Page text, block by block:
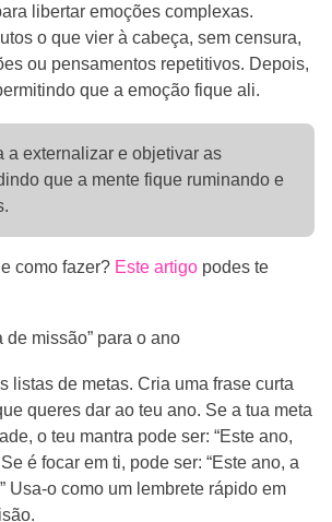
libertar emoções complexas.
o que vier à cabeça, sem censura,
ou pensamentos repetitivos. Depois,
que a emoção fique ali.
a externalizar e objetivar as
que a mente fique ruminando e
como fazer? Este artigo podes te
de missão” para o ano
listas de metas. Cria uma frase curta
queres dar ao teu ano. Se a tua meta
o teu mantra pode ser: “Este ano,
é focar em ti, pode ser: “Este ano, a
Usa-o como um lembrete rápido em